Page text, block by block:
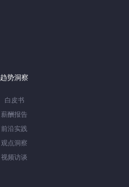
趋势洞察
白皮书
薪酬报告
前沿实践
观点洞察
视频访谈